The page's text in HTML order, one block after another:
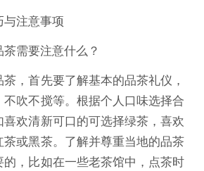
注意事项
需要注意什么？
，首先要了解基本的品茶礼仪，
吹不搅等。根据个人口味选择合
欢清新可口的可选择绿茶，喜欢
茶或黑茶。了解并尊重当地的品茶
的，比如在一些老茶馆中，点茶时